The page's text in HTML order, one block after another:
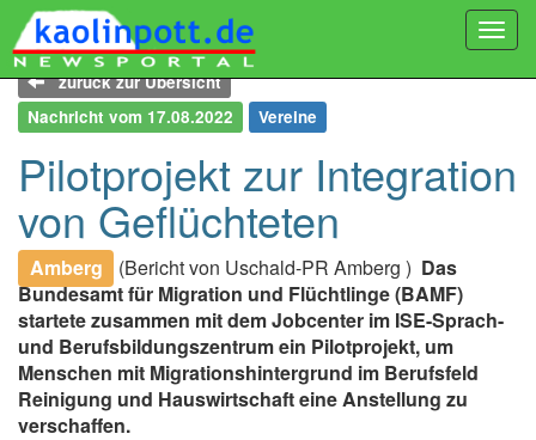
zurück zur Übersicht
Nachricht vom 17.08.2022
Vereine
Pilotprojekt zur Integration
von Geflüchteten
Amberg (Bericht von Uschald-PR Amberg ) Das
Bundesamt für Migration und Flüchtlinge (BAMF)
startete zusammen mit dem Jobcenter im ISE-Sprach-
und Berufsbildungszentrum ein Pilotprojekt, um
Menschen mit Migrationshintergrund im Berufsfeld
Reinigung und Hauswirtschaft eine Anstellung zu
verschaffen.